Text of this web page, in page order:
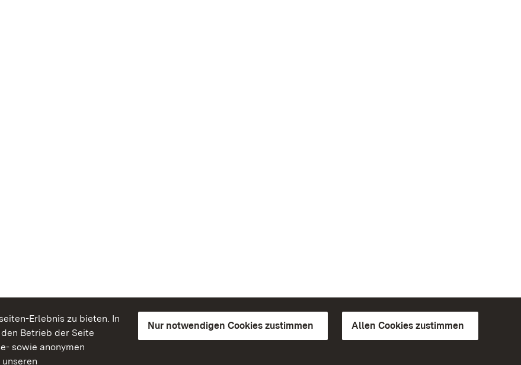
Erlebnis zu bieten. In
Betrieb der Seite
sowie anonymen
Nur notwendigen Cookies zustimmen Allen Cookies zustimmen